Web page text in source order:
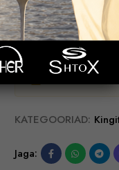
TARNE JA
EELDATAV
29inimesel on
KATEGOORIAD:
Jaga: